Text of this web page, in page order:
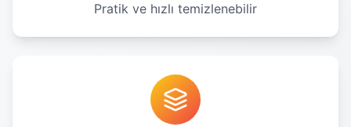
Pratik ve hızlı temizlenebilir